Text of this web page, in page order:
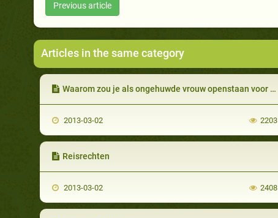
Previous article
Articles in the same category
Waarom zou je als ongehuwde vrouw openstaan voor polygynie?
2013-03-02 2203
Reisrechten
2013-03-02 2408